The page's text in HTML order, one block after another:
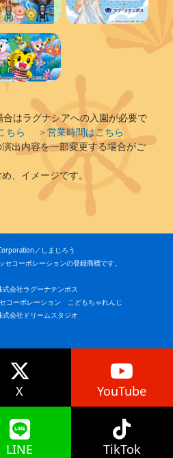
はラグナシアへの入園が必要で
ちら
＞営業時間はこちら
出内容を一部変更する場合がご
、イメージです。
／しまじろう
セコーポレーションの登録商標です。
会社ラグーナテンボス
コーポレーション こどもちゃれんじ
式会社ドリームスタジオ
X YouTube
LINE TikTok